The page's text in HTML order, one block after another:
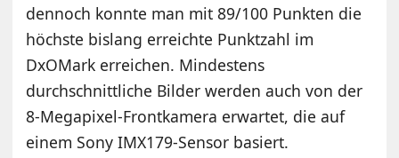
dennoch konnte man mit 89/100 Punkten die
höchste bislang erreichte Punktzahl im
DxOMark erreichen. Mindestens
durchschnittliche Bilder werden auch von der
8-Megapixel-Frontkamera erwartet, die auf
einem Sony IMX179-Sensor basiert.